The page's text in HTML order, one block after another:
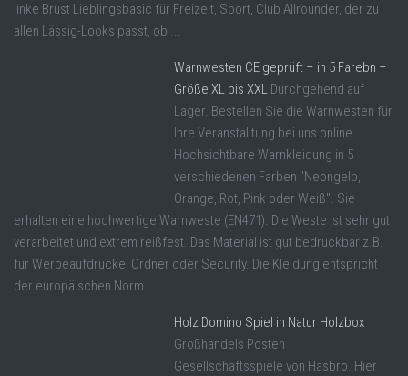
linke Brust Lieblingsbasic für Freizeit, Sport, Club Allrounder, der zu
allen Lässig-Looks passt, ob ...
Warnwesten CE geprüft – in 5 Farebn –
Größe XL bis XXL Durchgehend auf
Lager. Bestellen Sie die Warnwesten für
Ihre Veranstalltung bei uns online.
Hochsichtbare Warnkleidung in 5
verschiedenen Farben "Neongelb,
Orange, Rot, Pink oder Weiß". Sie
erhalten eine hochwertige Warnweste (EN471). Die Weste ist sehr gut
verarbeitet und extrem reißfest. Das Material ist gut bedruckbar z.B.
für Werbeaufdrucke, Ordner oder Security. Die Kleidung entspricht
der europäischen Norm ...
Holz Domino Spiel in Natur Holzbox
Großhandels Posten
Gesellschaftsspiele von Hasbro. Hier